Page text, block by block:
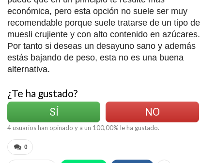
económica, pero esta opción no suele ser muy
recomendable porque suele tratarse de un tipo de
muesli crujiente y con alto contenido en azúcares.
Por tanto si deseas un desayuno sano y además
estás bajando de peso, esta no es una buena
alternativa.
¿Te ha gustado?
SÍ
NO
4usuarios han opinado y a un 100,00% le ha gustado.
0